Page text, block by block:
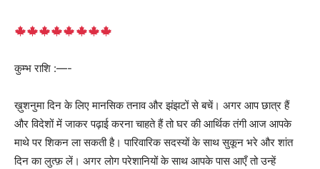
कुम्भ राशि :—-
ख़ुशनुमा दिन के लिए मानसिक तनाव और झंझटों से बचें। अगर आप छात्र हैं
और विदेशों में जाकर पढ़ाई करना चाहते हैं तो घर की आर्थिक तंगी आज आपके
माथे पर शिकन ला सकती है। पारिवारिक सदस्यों के साथ सुकून भरे और शांत
दिन का लुत्फ़ लें। अगर लोग परेशानियों के साथ आपके पास आएँ तो उन्हें